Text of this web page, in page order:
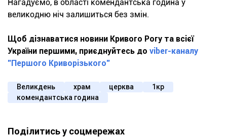
Нагадуємо, в області комендантська година у
великодню ніч залишиться без змін.
Щоб дізнаватися новини Кривого Рогу та всієї
України першими, приєднуйтесь до viber-каналу
"Першого Криворізького"
Великдень храм церква
1кр
комендантська година
Поділитись у соцмережах